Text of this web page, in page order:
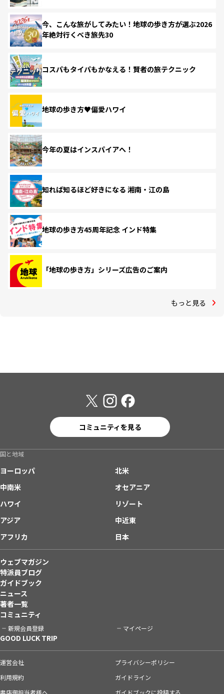
今、こんな旅がしてみたい！地球の歩き方が選ぶ2026
年絶対行くべき旅先30
コスパもタイパもかなえる！賢者の旅テクニック
地球の歩き方♥偏愛ハワイ
今年の夏はインスパイアへ！
知れば知るほど好きになる 湘南・江の島
地球の歩き方45周年記念 インド特集
「地球の歩き方」シリーズ広告のご案内
もっと見る
コミュニティを見る
国と地域
ヨーロッパ
北米
中南米
オセアニア
ハワイ
リゾート
アジア
中近東
アフリカ
日本
ウェブマガジン
特派員ブログ
ガイドブック
ニュース
著者一覧
コミュニティ
新規会員登録 マイページ
GOOD LUCK TRIP
運営会社
プライバシーポリシー
利用規約
ガイドライン
書店御担当者様へ
ガイドブックに投稿する